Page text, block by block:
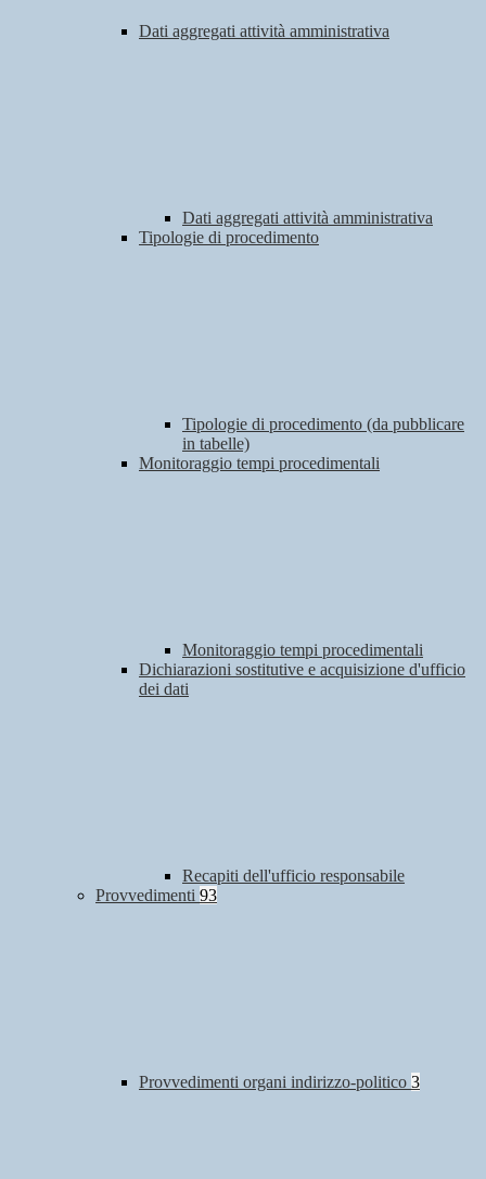
Dati aggregati attività amministrativa
Dati aggregati attività amministrativa
Tipologie di procedimento
Tipologie di procedimento (da pubblicare
in tabelle)
Monitoraggio tempi procedimentali
Monitoraggio tempi procedimentali
Dichiarazioni sostitutive e acquisizione d'ufficio
dei dati
Recapiti dell'ufficio responsabile
Provvedimenti 93
Provvedimenti organi indirizzo-politico 3